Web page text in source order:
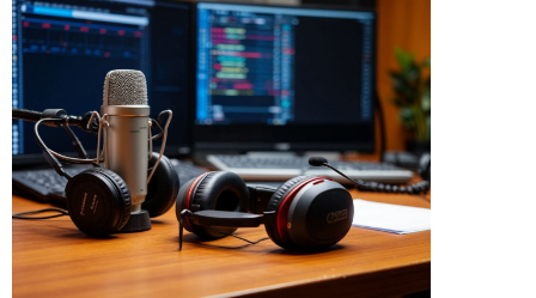
Авторские материалы
Видео
Телефон редакции: +7 495 727-01-67
Электронные почты редакции:
Информационный отдел
info@business-magazine.online
Отдел рекламы
reklama@business-magazine.online